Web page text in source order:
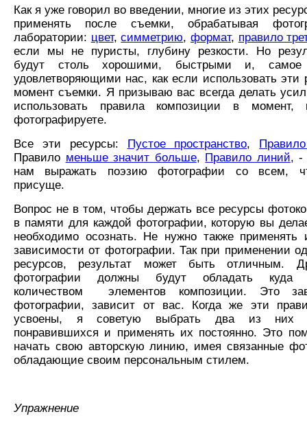
Как я уже говорил во введении, многие из этих
применять после съемки, обрабатывая
лаборатории: цвет,симметрию,формат, правило
если мы не пуристы, глубину резкости. Но
будут столь хорошими, быстрыми и, самое
удовлетворяющими нас, как если использовать эти
момент съемки. Я призываю вас всегда делать
использовать правила композиции в момент,
фотографируете.
Все эти ресурсы:
Пустое пространство,
Правило меньше значит больше, Правило линий, -
нам выражать поэзию фотографии со всем,
присуще.
Вопрос не в том, чтобы держать все ресурсы
в памяти для каждой фотографии, которую вы
необходимо осознать. Не нужно также
зависимости от фотографии. Так при применении
ресурсов, результат может быть отличным.
фотографии должны будут обладать куда
количеством элементов композиции. Это
фотографии, зависит от вас. Когда же эти
усвоены, я советую выбрать два из них
понравившихся и применять их постоянно. Это
начать свою авторскую линию, имея связанные
обладающие своим персональным стилем.
Упражнение